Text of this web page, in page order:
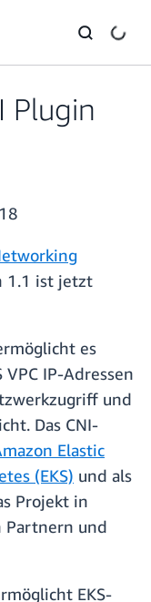
Plugin
1.1 ist jetzt
es
VPC IP-Adressen
und
Das CNI-
Elastic
(EKS) und als
Projekt in
Partnern und
EKS-